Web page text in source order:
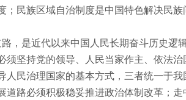
民族区域自治制度是中国特色解决民
，是近代以来中国人民长期奋斗历史
坚持党的领导、人民当家作主、依法
民治理国家的基本方式，三者统一于
路必须积极稳妥推进政治体制改革；